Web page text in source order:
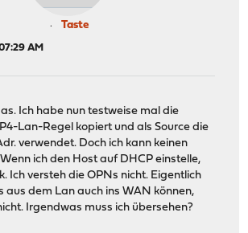
Taste
AM
Ich habe nun testweise mal die
Lan-Regel kopiert und als Source die
verwendet. Doch ich kann keinen
ich den Host auf DHCP einstelle,
Ich versteh die OPNs nicht. Eigentlich
aus dem Lan auch ins WAN können,
Irgendwas muss ich übersehen?